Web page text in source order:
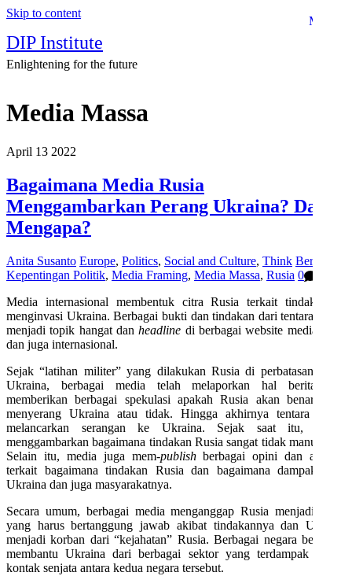
Skip to content
Menu
DIP Institute
Enlightening for the future
Media Massa
April 13 2022
Bagaimana Media Rusia
Menggambarkan Perang Ukraina? Dan
Mengapa?
Anita Susanto Europe, Politics, Social and Culture, Think Berita
Kepentingan Politik, Media Framing, Media Massa, Rusia 0
Media internasional membentuk citra Rusia terkait tindakannya
menginvasi Ukraina. Berbagai bukti dan tindakan dari tentara Rusia
menjadi topik hangat danheadline di berbagai website media lokal
dan juga internasional.
Sejak “latihan militer” yang dilakukan Rusia di perbatasan dekat
Ukraina, berbagai media telah melaporkan hal berita dan
memberikan berbagai spekulasi apakah Rusia akan benar-benar
menyerang Ukraina atau tidak. Hingga akhirnya tentara Rusia
melancarkan serangan ke Ukraina. Sejak saat itu, media
menggambarkan bagaimana tindakan Rusia sangat tidak manusiawi.
Selain itu, media juga mem-publishberbagai opini dan analisis
terkait bagaimana tindakan Rusia dan bagaimana dampak bagi
Ukraina dan juga masyarakatnya.
Secara umum, berbagai media menganggap Rusia menjadi aktor
yang harus bertanggung jawab akibat tindakannya dan Ukraina
menjadi korban dari “kejahatan” Rusia. Berbagai negara berusaha
membantu Ukraina dari berbagai sektor yang terdampak akibat
kontak senjata antara kedua negara tersebut.